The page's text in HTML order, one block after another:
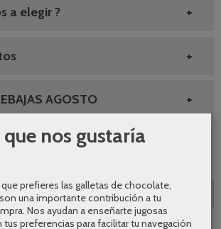
a elegir ?
AGOSTO
de baño|Tags:|Comentarios
nos gustaría
prefieres las galletas de chocolate,
una importante contribución a tu
Nos ayudan a enseñarte jugosas
preferencias para facilitar tu navegación